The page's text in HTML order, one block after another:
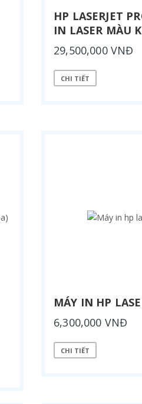
HP LASERJET
IN LASER MÀU
29,500,000 VNĐ
CHI TIẾT
MÁY IN HP
6,300,000 VNĐ
CHI TIẾT